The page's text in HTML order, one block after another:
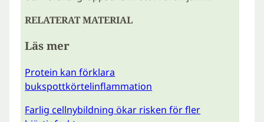
RELATERAT MATERIAL
Läs mer
Protein kan förklara
bukspottkörtelinflammation
Farlig cellnybildning ökar risken för fler